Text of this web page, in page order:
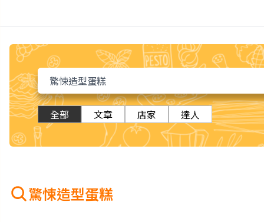
全部 文章 店家 達人
驚悚造型蛋糕